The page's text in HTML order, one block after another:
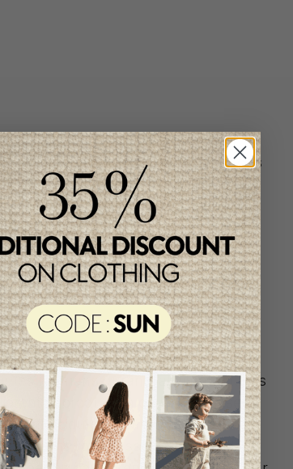
pour accompagner les futures
Elle contient principalement des
que de la lavande. Ces
améliorent la qualité du
pour favoriser le calme et la
qu’est l’accouchement.
les mamans durant l’allaitement. Les
la production de lait. Avec ses
acidulée, pourquoi ne pas
votre tasse de thé pendant